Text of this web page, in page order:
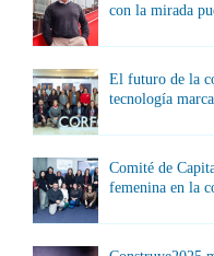
con la mirada
El futuro de la
tecnología
Comité de
femenina en la